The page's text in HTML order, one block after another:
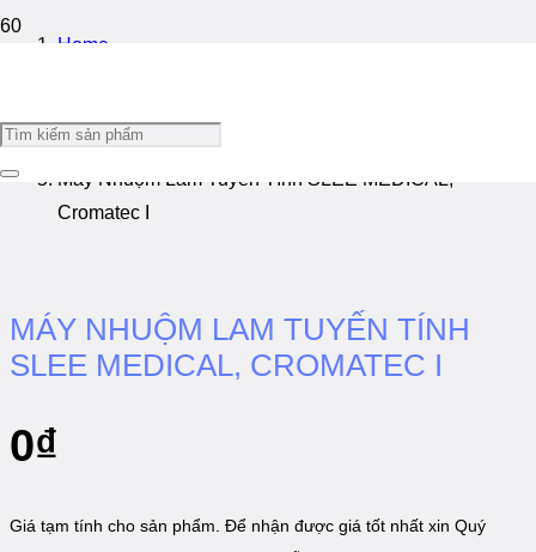
Home
/
Máy Nhuộm Lam Tuyến Tính SLEE MEDICAL,
Cromatec I
MÁY NHUỘM LAM TUYẾN TÍNH
SLEE MEDICAL, CROMATEC I
0₫
Giá tạm tính cho sản phẩm. Để nhận được giá tốt nhất xin Quý